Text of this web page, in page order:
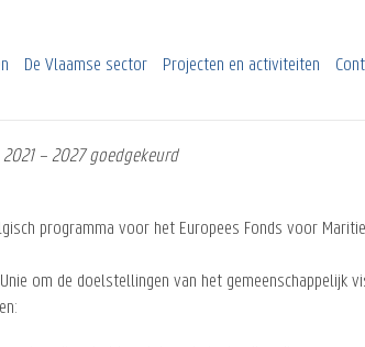
De Vlaamse sector Projecten en activiteiten
– 2027 goedgekeurd
programma voor het Europees Fonds voor
om de doelstellingen van het gemeenschappelijk